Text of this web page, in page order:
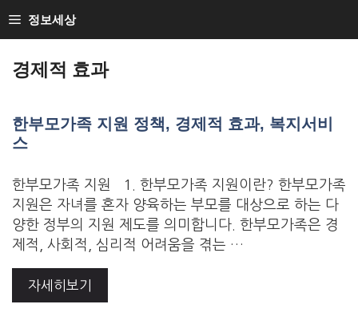
to
정보세상
경제적 효과
한부모가족 지원 정책, 경제적 효과, 복지서비
스
한부모가족 지원 1. 한부모가족 지원이란? 한부모가족
지원은 자녀를 혼자 양육하는 부모를 대상으로 하는 다
양한 정부의 지원 제도를 의미합니다. 한부모가족은 경
제적, 사회적, 심리적 어려움을 겪는 …
자세히보기